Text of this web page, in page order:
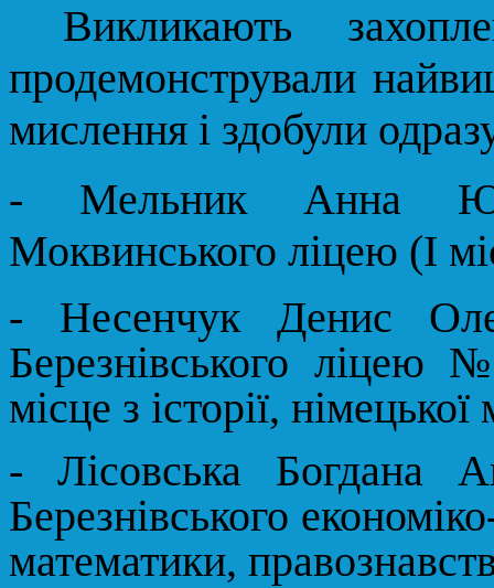
Викликають
продемонстрували
мислення і здобули
- Мельник Анна
Моквинського ліцею (І
- Несенчук Денис
Березнівського
місце з історії,
- Лісовська Богдана
Березнівського
математики,